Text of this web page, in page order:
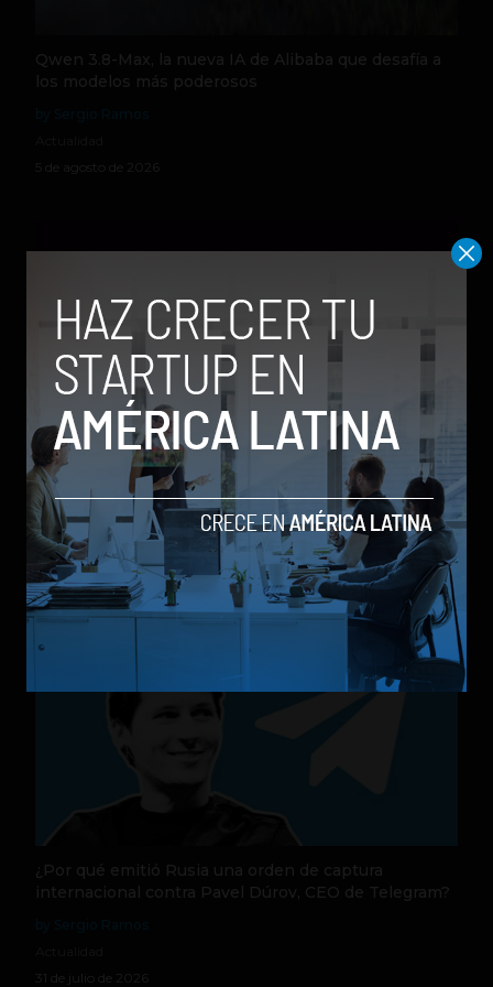
Qwen 3.8-Max, la nueva IA de Alibaba que desafía a
los modelos más poderosos
5 de agosto de 2026
Nequi anuncia que pronto operará como compañía
de financiamiento independi
by Sergio Ramos
Actualidad
31 de julio de 2026
¿Por qué emitió Rusia una orden de captura
internacional contra Pavel Dúrov, CEO de Telegram?
31 de julio de 2026